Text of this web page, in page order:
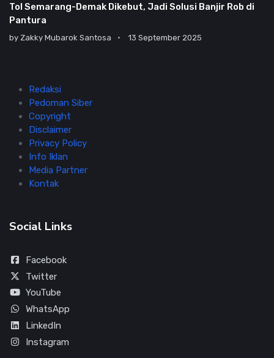
Tol Semarang-Demak Dikebut, Jadi Solusi Banjir Rob di
Pantura
by Zakky Mubarok Santosa 13 September 2025
Redaksi
Pedoman Siber
Copyright
Disclaimer
Privacy Policy
Info Iklan
Media Partner
Kontak
Social Links
Facebook
Twitter
YouTube
WhatsApp
LinkedIn
Instagram